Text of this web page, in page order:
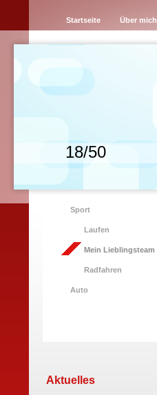
Startseite Über mich
18/50
Sport
Laufen
Mein Lieblingsteam
Radfahren
Auto
Aktuelles